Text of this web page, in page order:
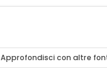
Approfondisci con altre